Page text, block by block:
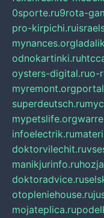
0sporte.ru9rota-
pro-kirpichi.ru
mynances.org
odnokartinki.ru
oysters-digital.ruo-
myremont.org
superdeutsch.ru
mypetslife.org
infoelectrik.ru
doktorvilechit.ru
manikjurinfo.ru
doktoradvice.ru
otopleniehouse.ru
mojateplica.ru